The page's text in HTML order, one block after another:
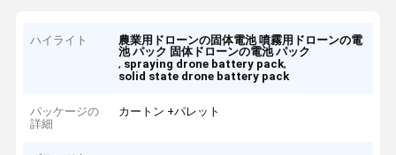
ハイライト
農業用ドローンの固体電池 噴霧用ドローンの電
池 パック 固体ドローンの電池 パック
, spraying drone battery pack,
solid state drone battery pack
パッケージの
詳細
カートン +パレット